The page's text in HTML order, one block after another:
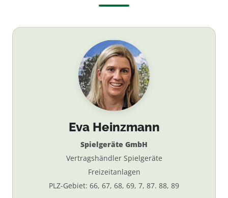
Eva Heinzmann
Spielgeräte GmbH
Vertragshändler Spielgeräte
Freizeitanlagen
PLZ-Gebiet: 66, 67, 68, 69, 7, 87. 88, 89